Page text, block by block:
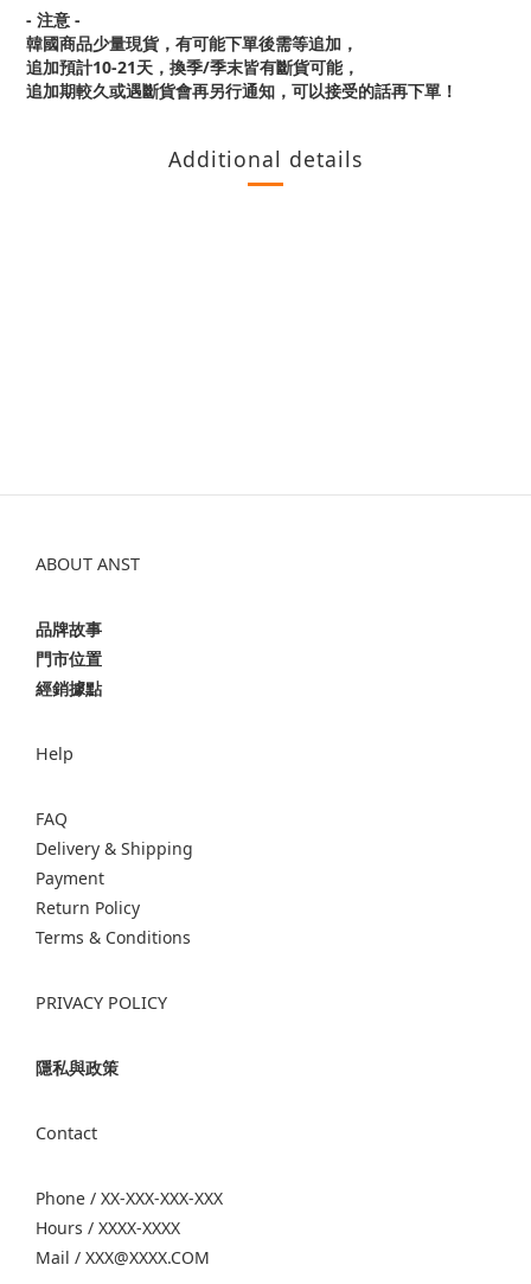
- 注意 -
韓國商品少量現貨， 有可能下單後需等追加，
追加預計10-21天，換季/季末皆有斷貨可能，
追加期較久或遇斷貨會再另行通知，可以接受的話再下單！
Additional details
ABOUT ANST
品牌故事
門市位置
經銷據點
Help
FAQ
Delivery & Shipping
Payment
Return Policy
Terms & Conditions
PRIVACY POLICY
隱私與政策
Contact
Phone / XX-XXX-XXX-XXX
Hours / XXXX-XXXX
Mail / XXX@XXXX.COM